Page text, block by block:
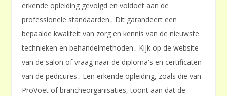
erkende opleiding gevolgd en voldoet aan de
professionele standaarden․ Dit garandeert een
bepaalde kwaliteit van zorg en kennis van de nieuwste
technieken en behandelmethoden․ Kijk op de website
van de salon of vraag naar de diploma's en certificaten
van de pedicures․ Een erkende opleiding, zoals die van
ProVoet of brancheorganisaties, toont aan dat de